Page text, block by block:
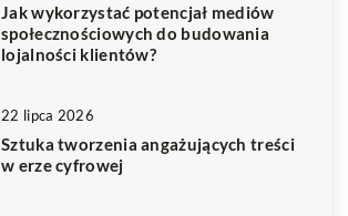
Jak wykorzystać potencjał mediów
społecznościowych do budowania
lojalności klientów?
22 lipca 2026
Sztuka tworzenia angażujących treści
w erze cyfrowej